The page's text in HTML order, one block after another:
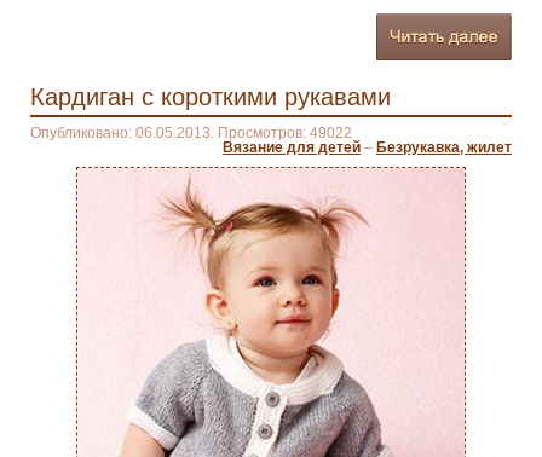
Кардиган с короткими рукавами
Опубликовано: 06.05.2013. Просмотров: 49022
Вязание для детей – Безрукавка, жилет